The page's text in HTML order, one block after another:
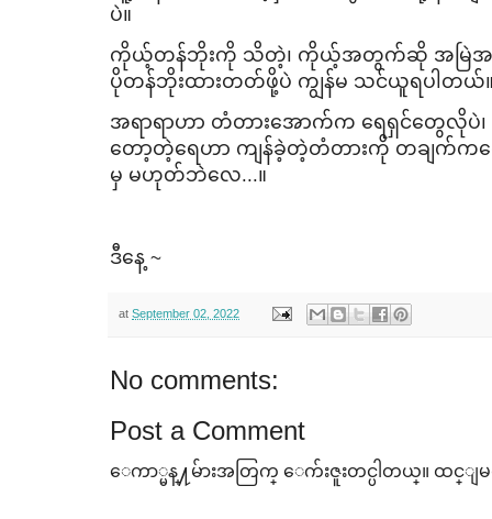
ပဲ။
ကိုယ့်တန်ဘိုးကို သိတဲ့၊ ကိုယ့်အတွက်ဆို အမြဲ
ပိုတန်ဘိုးထားတတ်ဖို့ပဲ ကျွန်မ သင်ယူရပါတယ်
အရာရာဟာ တံတား​အောက်က ​ရေရှင်​တွေလိုပဲ၊
တော့တဲ့ရေဟာ ကျန်ခဲ့တဲ့တံတားကို တချက်က​
မှ မဟုတ်ဘဲ​လေ...။
ဒီ​နေ့ ~
at September 02, 2022
No comments:
Post a Comment
ေကာ္မန္႔မ်ားအတြက္ ေက်းဇူးတင္ပါတယ္။ ထင္ျမ